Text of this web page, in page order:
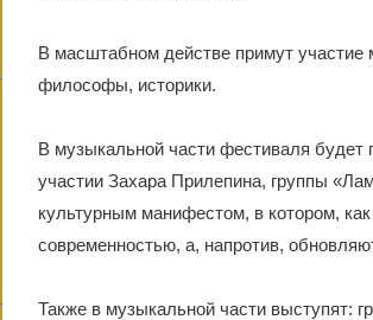
В масштабном действе примут участие
философы, историки.
В музыкальной части фестиваля будет
участии Захара Прилепина, группы
культурным манифестом, в котором,
современностью, а, напротив,
Также в музыкальной части выступят: